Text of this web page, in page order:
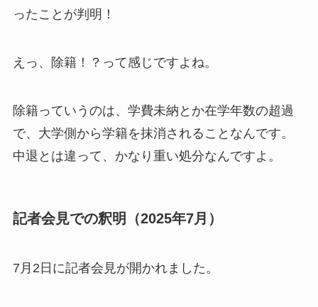
ったことが判明！
えっ、除籍！？って感じですよね。
除籍っていうのは、学費未納とか在学年数の超過
で、大学側から学籍を抹消されることなんです。
中退とは違って、かなり重い処分なんですよ。
記者会見での釈明（2025年7月）
7月2日に記者会見が開かれました。